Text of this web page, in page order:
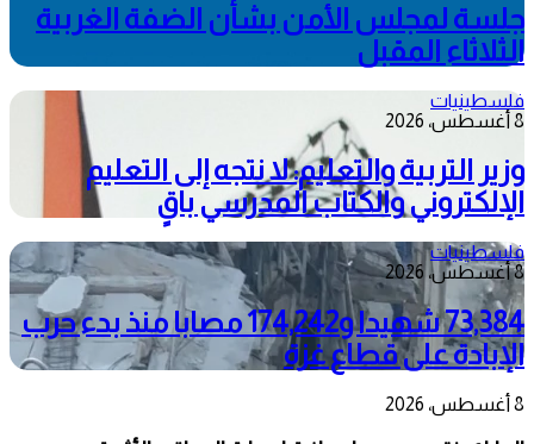
جلسة لمجلس الأمن بشأن الضفة الغربية
الثلاثاء المقبل
فلسطينيات
8 أغسطس، 2026
وزير التربية والتعليم: لا نتجه إلى التعليم
الإلكتروني والكتاب المدرسي باقٍ
فلسطينيات
8 أغسطس، 2026
73,384 شهيدا و174,242 مصابا منذ بدء حرب
الإبادة على قطاع غزة
8 أغسطس، 2026